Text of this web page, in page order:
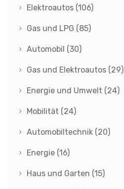
Elektroautos (106)
Gas und LPG (85)
Automobil (30)
Gas und Elektroautos (29)
Energie und Umwelt (24)
Mobilität (24)
Automobiltechnik (20)
Energie (16)
Haus und Garten (15)